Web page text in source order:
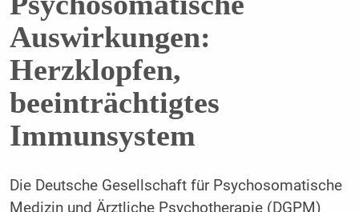
Auswirkungen:
Herzklopfen,
beeinträchtigtes
Immunsystem
Die Deutsche Gesellschaft für Psychosomatische
Medizin und Ärztliche Psychotherapie (DGPM)